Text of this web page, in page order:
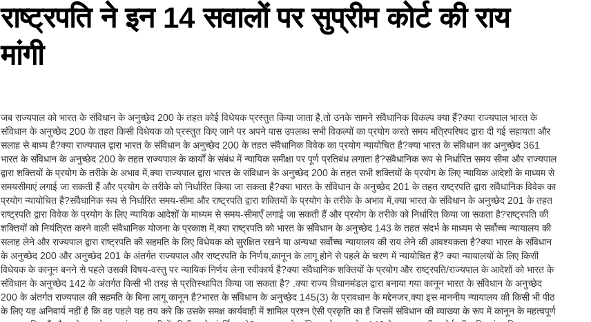
राष्ट्रपति ने इन 14 सवालों पर सुप्रीम कोर्ट की राय
मांगी
जब राज्यपाल को भारत के संविधान के अनुच्छेद 200 के तहत कोई विधेयक प्रस्तुत किया जाता है,तो उनके सामने संवैधानिक विकल्प क्या हैं?क्या राज्यपाल भारत के
संविधान के अनुच्छेद 200 के तहत किसी विधेयक को प्रस्तुत किए जाने पर अपने पास उपलब्ध सभी विकल्पों का प्रयोग करते समय मंत्रिपरिषद द्वारा दी गई सहायता और
सलाह से बाध्य है?क्या राज्यपाल द्वारा भारत के संविधान के अनुच्छेद 200 के तहत संवैधानिक विवेक का प्रयोग न्यायोचित है?क्या भारत के संविधान का अनुच्छेद 361
भारत के संविधान के अनुच्छेद 200 के तहत राज्यपाल के कार्यों के संबंध में न्यायिक समीक्षा पर पूर्ण प्रतिबंध लगाता है?संवैधानिक रूप से निर्धारित समय सीमा और राज्यपाल
द्वारा शक्तियों के प्रयोग के तरीके के अभाव में,क्या राज्यपाल द्वारा भारत के संविधान के अनुच्छेद 200 के तहत सभी शक्तियों के प्रयोग के लिए न्यायिक आदेशों के माध्यम से
समयसीमाएं लगाई जा सकती हैं और प्रयोग के तरीके को निर्धारित किया जा सकता है?क्या भारत के संविधान के अनुच्छेद 201 के तहत राष्ट्रपति द्वारा संवैधानिक विवेक का
प्रयोग न्यायोचित है?संवैधानिक रूप से निर्धारित समय-सीमा और राष्ट्रपति द्वारा शक्तियों के प्रयोग के तरीके के अभाव में,क्या भारत के संविधान के अनुच्छेद 201 के तहत
राष्ट्रपति द्वारा विवेक के प्रयोग के लिए न्यायिक आदेशों के माध्यम से समय-सीमाएँ लगाई जा सकती हैं और प्रयोग के तरीके को निर्धारित किया जा सकता है?राष्ट्रपति की
शक्तियों को नियंत्रित करने वाली संवैधानिक योजना के प्रकाश में,क्या राष्ट्रपति को भारत के संविधान के अनुच्छेद 143 के तहत संदर्भ के माध्यम से सर्वोच्च न्यायालय की
सलाह लेने और राज्यपाल द्वारा राष्ट्रपति की सहमति के लिए विधेयक को सुरक्षित रखने या अन्यथा सर्वोच्च न्यायालय की राय लेने की आवश्यकता है?क्या भारत के संविधान
के अनुच्छेद 200 और अनुच्छेद 201 के अंतर्गत राज्यपाल और राष्ट्रपति के निर्णय,कानून के लागू होने से पहले के चरण में न्यायोचित हैं? क्या न्यायालयों के लिए किसी
विधेयक के कानून बनने से पहले उसकी विषय-वस्तु पर न्यायिक निर्णय लेना स्वीकार्य है?क्या संवैधानिक शक्तियों के प्रयोग और राष्ट्रपति/राज्यपाल के आदेशों को भारत के
संविधान के अनुच्छेद 142 के अंतर्गत किसी भी तरह से प्रतिस्थापित किया जा सकता है? .क्या राज्य विधानमंडल द्वारा बनाया गया कानून भारत के संविधान के अनुच्छेद
200 के अंतर्गत राज्यपाल की सहमति के बिना लागू कानून है?भारत के संविधान के अनुच्छेद 145(3) के प्रावधान के मद्देनजर,क्या इस माननीय न्यायालय की किसी भी पीठ
के लिए यह अनिवार्य नहीं है कि वह पहले यह तय करे कि उसके समक्ष कार्यवाही में शामिल प्रश्न ऐसी प्रकृति का है जिसमें संविधान की व्याख्या के रूप में कानून के महत्वपूर्ण